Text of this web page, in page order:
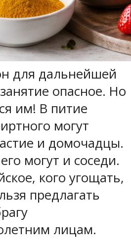
для дальнейшей
опасное. Но
им! В питие
могут
и домочадцы.
могут и соседи.
кого угощать,
предлагать
лицам.